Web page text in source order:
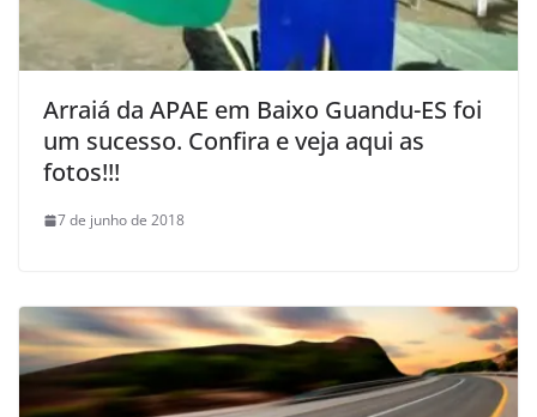
Arraiá da APAE em Baixo Guandu-ES foi
um sucesso. Confira e veja aqui as
fotos!!!
7 de junho de 2018